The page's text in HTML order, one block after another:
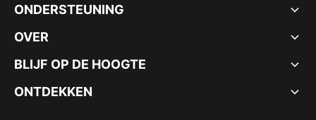
ONDERSTEUNING
OVER
BLIJF OP DE HOOGTE
ONTDEKKEN